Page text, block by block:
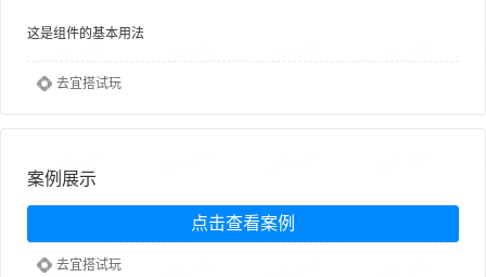
这是组件的基本用法
去宜搭试玩
案例展示
点击查看案例
去宜搭试玩